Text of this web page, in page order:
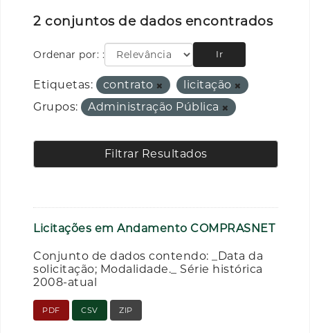
2 conjuntos de dados encontrados
Ordenar por: Ir
Etiquetas: contrato
licitação
Grupos:
Administração Pública
Filtrar Resultados
Licitações em Andamento COMPRASNET
Conjunto de dados contendo: _Data da
solicitação; Modalidade._ Série histórica
2008-atual
PDF CSV ZIP